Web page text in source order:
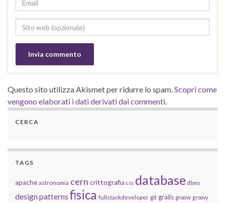
Questo sito utilizza Akismet per ridurre lo spam.Scopri come
vengono elaborati i dati derivati dai commenti.
CERCA
TAGS
apache astronomia cern crittografia css database dbms
design patterns fisica fullstackdeveloper git grails groovy groovy